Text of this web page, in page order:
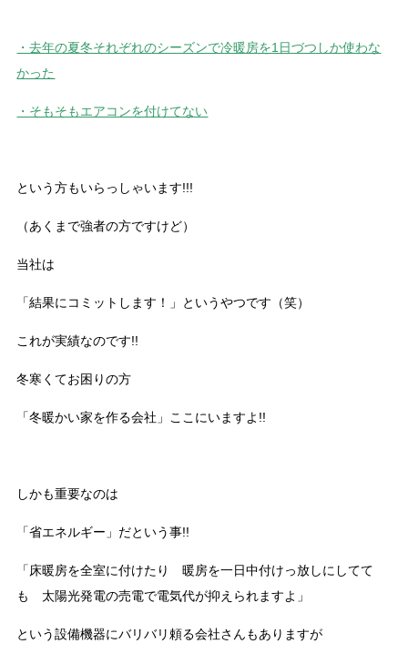
・去年の夏冬それぞれのシーズンで冷暖房を1日づつしか使わな
かった
・そもそもエアコンを付けてない
という方もいらっしゃいます!!!
（あくまで強者の方ですけど）
当社は
「結果にコミットします！」というやつです（笑）
これが実績なのです!!
冬寒くてお困りの方
「冬暖かい家を作る会社」ここにいますよ!!
しかも重要なのは
「省エネルギー」だという事!!
「床暖房を全室に付けたり 暖房を一日中付けっ放しにしてて
も 太陽光発電の売電で電気代が抑えられますよ」
という設備機器にバリバリ頼る会社さんもありますが